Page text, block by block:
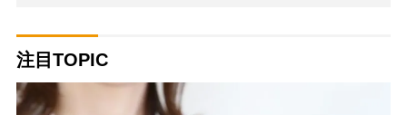
注目TOPIC